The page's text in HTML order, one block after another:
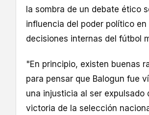
la sombra de un debate ético
influencia del poder político en
decisiones internas del fútbol
"En principio, existen buenas
para pensar que Balogun fue
una injusticia al ser expulsado
victoria de la selección